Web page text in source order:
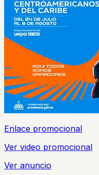
Enlace promocional
Ver video promocional
Ver anuncio